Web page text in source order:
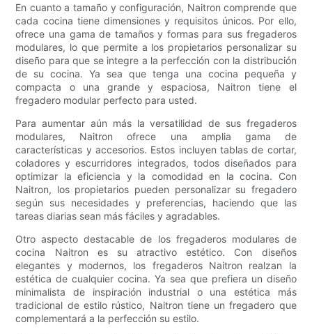
En cuanto a tamaño y configuración, Naitron comprende que
cada cocina tiene dimensiones y requisitos únicos. Por ello,
ofrece una gama de tamaños y formas para sus fregaderos
modulares, lo que permite a los propietarios personalizar su
diseño para que se integre a la perfección con la distribución
de su cocina. Ya sea que tenga una cocina pequeña y
compacta o una grande y espaciosa, Naitron tiene el
fregadero modular perfecto para usted.
Para aumentar aún más la versatilidad de sus fregaderos
modulares, Naitron ofrece una amplia gama de
características y accesorios. Estos incluyen tablas de cortar,
coladores y escurridores integrados, todos diseñados para
optimizar la eficiencia y la comodidad en la cocina. Con
Naitron, los propietarios pueden personalizar su fregadero
según sus necesidades y preferencias, haciendo que las
tareas diarias sean más fáciles y agradables.
Otro aspecto destacable de los fregaderos modulares de
cocina Naitron es su atractivo estético. Con diseños
elegantes y modernos, los fregaderos Naitron realzan la
estética de cualquier cocina. Ya sea que prefiera un diseño
minimalista de inspiración industrial o una estética más
tradicional de estilo rústico, Naitron tiene un fregadero que
complementará a la perfección su estilo.